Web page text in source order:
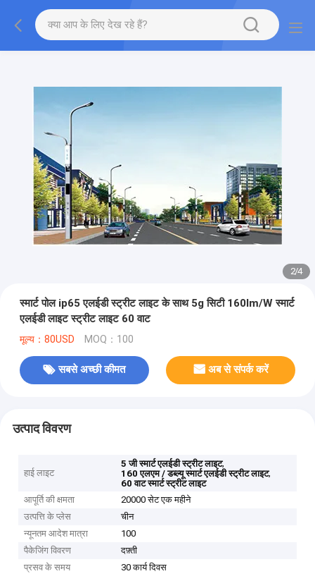
2/4
स्मार्ट पोल ip65 एलईडी स्ट्रीट लाइट के साथ 5g सिटी 160lm/W स्मार्ट
एलईडी लाइट स्ट्रीट लाइट 60 वाट
मूल्य：80USD MOQ：100
सबसे अच्छी कीमत अब से संपर्क करें
उत्पाद विवरण
हाई लाइट
5 जी स्मार्ट एलईडी स्ट्रीट लाइट,
160 एलएम / डब्ल्यू स्मार्ट एलईडी स्ट्रीट लाइट,
60 वाट स्मार्ट स्ट्रीट लाइट
आपूर्ति की क्षमता
20000 सेट एक महीने
उत्पत्ति के प्लेस
चीन
न्यूनतम आदेश मात्रा
100
पैकेजिंग विवरण
दफ़्ती
प्रसव के समय
30 कार्य दिवस